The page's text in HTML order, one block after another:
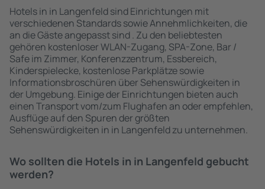
Hotels in in Langenfeld sind Einrichtungen mit
verschiedenen Standards sowie Annehmlichkeiten, die
an die Gäste angepasst sind . Zu den beliebtesten
gehören kostenloser WLAN-Zugang, SPA-Zone, Bar /
Safe im Zimmer, Konferenzzentrum, Essbereich,
Kinderspielecke, kostenlose Parkplätze sowie
Informationsbroschüren über Sehenswürdigkeiten in
der Umgebung. Einige der Einrichtungen bieten auch
einen Transport vom/zum Flughafen an oder empfehlen,
Ausflüge auf den Spuren der größten
Sehenswürdigkeiten in in Langenfeld zu unternehmen.
Wo sollten die Hotels in in Langenfeld gebucht
werden?